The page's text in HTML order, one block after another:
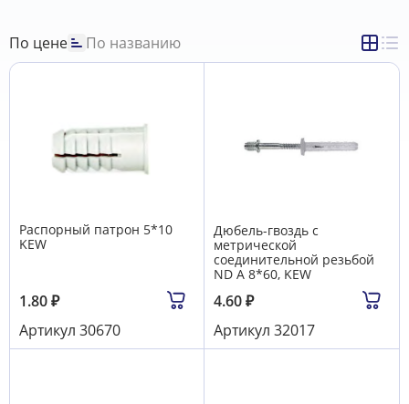
По цене По названию
Распорный патрон 5*10
KEW
1.80₽
Артикул 30670
Дюбель-гвоздь с
метрической
соединительной резьбой
ND A 8*60, KEW
4.60₽
Артикул 32017